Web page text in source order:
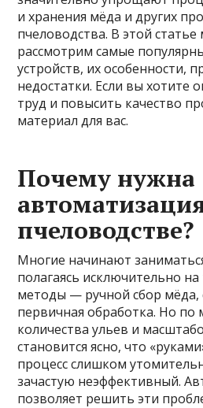
и хранения мёда и других
пчеловодства. В этой
рассмотрим самые
устройств, их особенности,
недостатки. Если вы хотите
труд и повысить качество
материал для вас.
Почему нужна
пчеловодстве?
Многие начинают
полагаясь исключительно
методы — ручной сбор мёда,
первичная обработка. Но по
количества ульев и
становится ясно, что
процесс слишком
зачастую неэффективный.
позволяет решить эти